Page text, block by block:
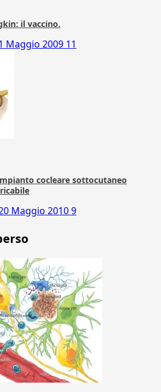
il vaccino.
Maggio 2009 11
cocleare sottocutaneo
Maggio 20109